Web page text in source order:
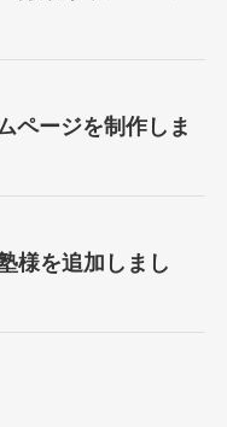
ページを制作しま
様を追加しまし